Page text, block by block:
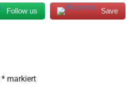
Follow us Save
* markiert